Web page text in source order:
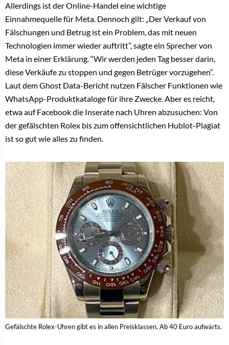
Allerdings ist der Online-Handel eine wichtige
Einnahmequelle für Meta. Dennoch gilt: „Der Verkauf von
Fälschungen und Betrug ist ein Problem, das mit neuen
Technologien immer wieder auftritt”, sagte ein Sprecher von
Meta in einer Erklärung. “Wir werden jeden Tag besser darin,
diese Verkäufe zu stoppen und gegen Betrüger vorzugehen”.
Laut dem Ghost Data-Bericht nutzen Fälscher Funktionen wie
WhatsApp-Produktkataloge für ihre Zwecke. Aber es reicht,
etwa auf Facebook die Inserate nach Uhren abzusuchen: Von
der gefälschten Rolex bis zum offensichtlichen Hublot-Plagiat
ist so gut wie alles zu finden.
Gefälschte Rolex-Uhren gibt es in allen Preisklassen. Ab 40 Euro aufwärts.